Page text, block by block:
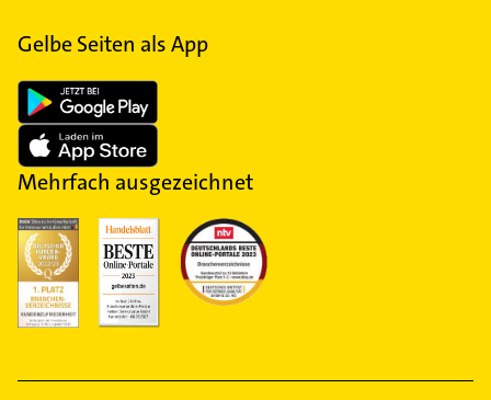
Gelbe Seiten als App
Mehrfach ausgezeichnet